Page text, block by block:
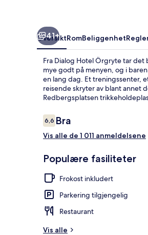
41+
OversiktRomBeliggenhet
Fra Dialog Hotel Örgryte tar det
mye godt på menyen, og i
en lang dag. Et treningssenter,
reisende skryter av blant annet
Redbergsplatsen
Anmeldelser
6,66,6 av 10 –
Bra
Vis alle de 1 011 anmeldelsene
Populære fasiliteter
Frokost inkludert
Parkering tilgjengelig
Restaurant
Vis alle